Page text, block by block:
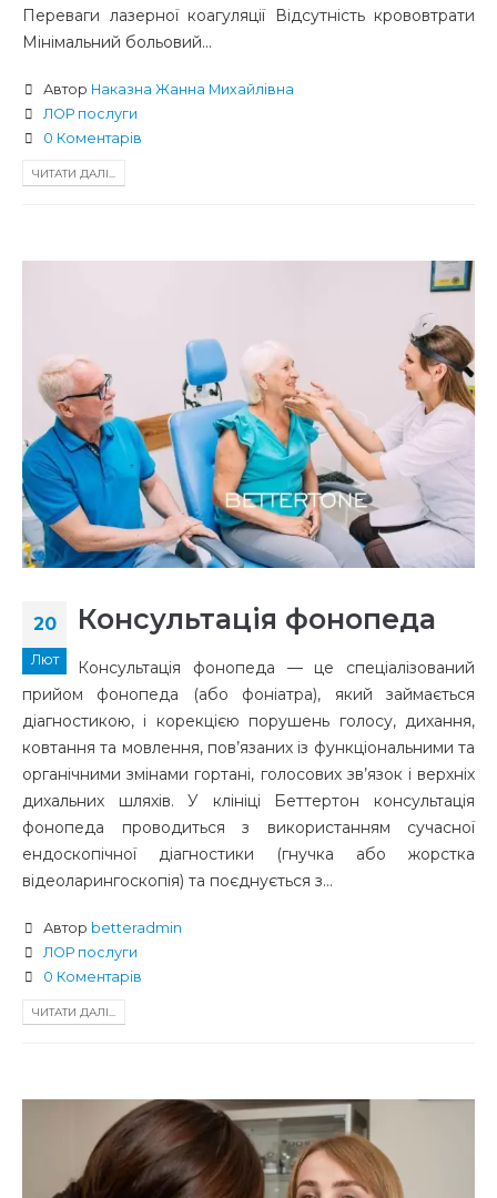
Переваги лазерної коагуляції Відсутність крововтрати
Мінімальний больовий...
Автор Наказна Жанна Михайлівна
ЛОР послуги
0 Коментарів
ЧИТАТИ ДАЛІ...
20
Лют
Консультація фонопеда
Консультація фонопеда — це спеціалізований
прийом фонопеда (або фоніатра), який займається
діагностикою, і корекцією порушень голосу, дихання,
ковтання та мовлення, пов’язаних із функціональними та
органічними змінами гортані, голосових зв’язок і верхніх
дихальних шляхів. У клініці Беттертон консультація
фонопеда проводиться з використанням сучасної
ендоскопічної діагностики (гнучка або жорстка
відеоларингоскопія) та поєднується з...
Автор betteradmin
ЛОР послуги
0 Коментарів
ЧИТАТИ ДАЛІ...